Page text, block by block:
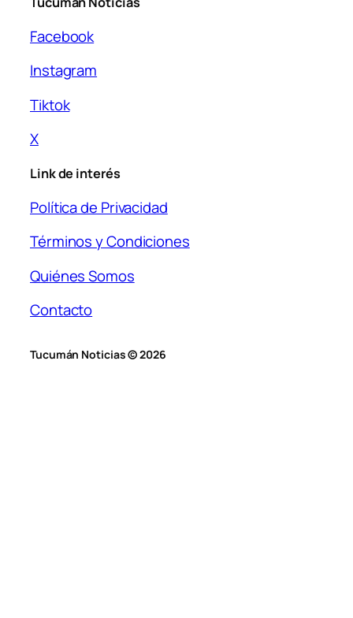
Facebook
Instagram
Tiktok
X
Link de interés
Política de Privacidad
Términos y Condiciones
Quiénes Somos
Contacto
Tucumán Noticias © 2026